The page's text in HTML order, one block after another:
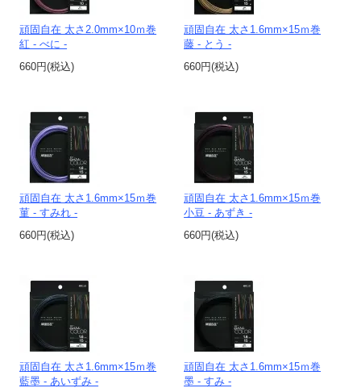
頑固自在 太さ2.0mm×10ｍ巻
紅 - べに -
660円(税込)
頑固自在 太さ1.6mm×15ｍ巻
藤 - とう -
660円(税込)
頑固自在 太さ1.6mm×15ｍ巻
菫 - すみれ -
660円(税込)
頑固自在 太さ1.6mm×15ｍ巻
小豆 - あずき -
660円(税込)
頑固自在 太さ1.6mm×15ｍ巻
藍墨 - あいずみ -
頑固自在 太さ1.6mm×15ｍ巻
墨 - すみ -